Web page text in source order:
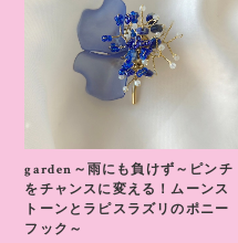
garden～雨にも負けず～ピンチ
をチャンスに変える！ムーンス
トーンとラピスラズリのポニー
フック～